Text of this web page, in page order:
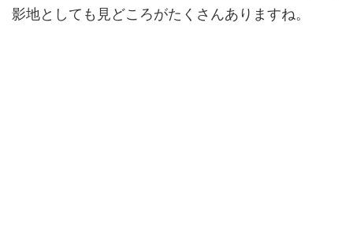
影地としても見どころがたくさんありますね。